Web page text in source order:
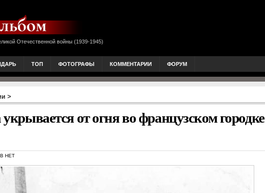
Отечественной войны (1939-1945)
ТОП ФОТОГРАФЫ КОММЕНТАРИИ ФОРУМ
>
от огня во французском городке
НЕТ